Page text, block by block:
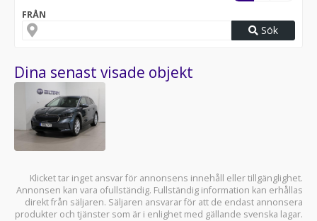
FRÅN
Sök
Dina senast visade objekt
Klicket tar inget ansvar för annonsens innehåll eller tillgänglighet.
Annonsen kan vara ofullständig. Fullständig information kan erhållas
direkt från säljaren. Säljaren ansvarar för att de endast annonsera
produkter och tjänster som är i enlighet med gällande svenska lagar.